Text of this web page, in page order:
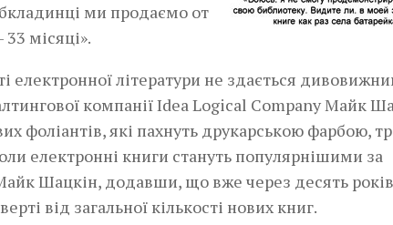
ми продаємо от
місяці».
електронної літератури не здається
компанії Idea Logical Company Майк
фоліантів, які пахнуть друкарською фарбою,
електронні книги стануть популярнішими за
Шацкін, додавши, що вже через десять років
від загальної кількості нових книг.